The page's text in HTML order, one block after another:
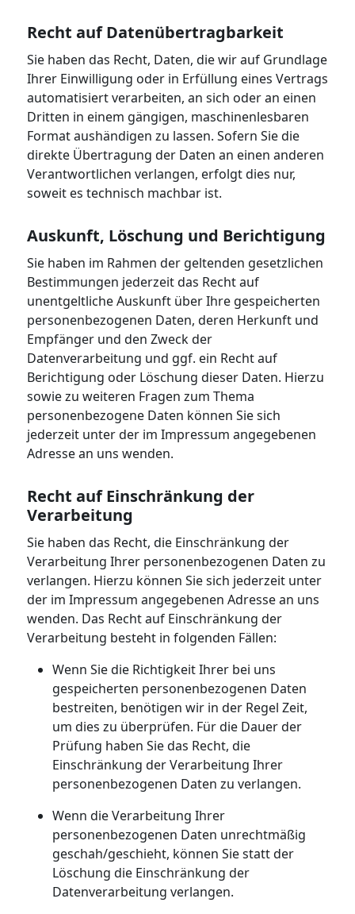
Recht auf Daten­übertrag­barkeit
Sie haben das Recht, Daten, die wir auf Grundlage
Ihrer Einwilligung oder in Erfüllung eines Vertrags
automatisiert verarbeiten, an sich oder an einen
Dritten in einem gängigen, maschinenlesbaren
Format aushändigen zu lassen. Sofern Sie die
direkte Übertragung der Daten an einen anderen
Verantwortlichen verlangen, erfolgt dies nur,
soweit es technisch machbar ist.
Auskunft, Löschung und Berichtigung
Sie haben im Rahmen der geltenden gesetzlichen
Bestimmungen jederzeit das Recht auf
unentgeltliche Auskunft über Ihre gespeicherten
personenbezogenen Daten, deren Herkunft und
Empfänger und den Zweck der
Datenverarbeitung und ggf. ein Recht auf
Berichtigung oder Löschung dieser Daten. Hierzu
sowie zu weiteren Fragen zum Thema
personenbezogene Daten können Sie sich
jederzeit unter der im Impressum angegebenen
Adresse an uns wenden.
Recht auf Einschränkung der
Verarbeitung
Sie haben das Recht, die Einschränkung der
Verarbeitung Ihrer personenbezogenen Daten zu
verlangen. Hierzu können Sie sich jederzeit unter
der im Impressum angegebenen Adresse an uns
wenden. Das Recht auf Einschränkung der
Verarbeitung besteht in folgenden Fällen:
Wenn Sie die Richtigkeit Ihrer bei uns
gespeicherten personenbezogenen Daten
bestreiten, benötigen wir in der Regel Zeit,
um dies zu überprüfen. Für die Dauer der
Prüfung haben Sie das Recht, die
Einschränkung der Verarbeitung Ihrer
personenbezogenen Daten zu verlangen.
Wenn die Verarbeitung Ihrer
personenbezogenen Daten unrechtmäßig
geschah/geschieht, können Sie statt der
Löschung die Einschränkung der
Datenverarbeitung verlangen.